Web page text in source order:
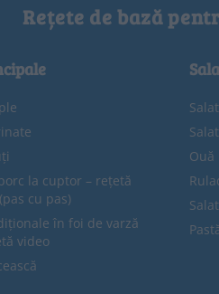
Rețete de bază
la cuptor – rețetă
cu pas)
în foi de varză
video
Ouă